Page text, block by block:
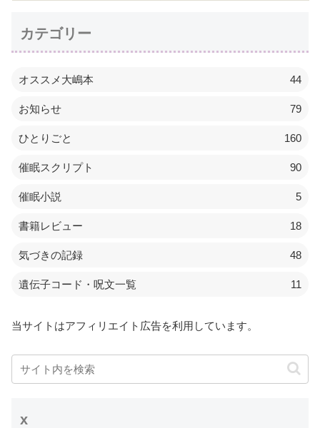
カテゴリー
オススメ大嶋本 44
お知らせ 79
ひとりごと 160
催眠スクリプト 90
催眠小説 5
書籍レビュー 18
気づきの記録 48
遺伝子コード・呪文一覧 11
当サイトはアフィリエイト広告を利用しています。
x